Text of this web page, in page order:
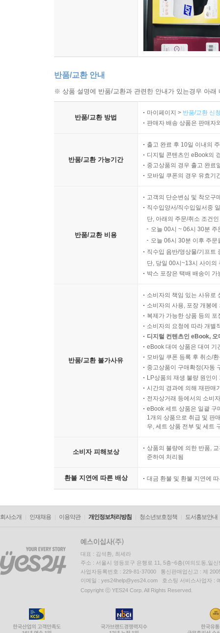
반품/교환 안내
※ 상품 설명에 반품/교환과 관련한 안내가 있는경우 아
반품/교환 방법
마이페이지 > 반품/교환 신
판매자 배송 상품은 판매자
반품/교환 가능기간
출고 완료 후 10일 이내의
디지털 콘텐츠인 eBook의
중고상품의 경우 출고 완료
모바일 쿠폰의 경우 유효기
반품/교환 비용
고객의 단순변심 및 착오구
직수입양서/직수입일서중
단, 아래의 주문/취소 조건
오늘 00시 ~ 06시 30분
오늘 06시 30분 이후 주
직수입 음반/영상물/기프트
단, 당일 00시~13시 사이의
박스 포장은 택배 배송이
반품/교환 불가사유
소비자의 책임 있는 사유로
소비자의 사용, 포장 개봉
복제가 가능한 상품 등의
소비자의 요청에 따라 개별
디지털 컨텐츠인 eBook,
eBook 대여 상품은 대여 기
모바일 쿠폰 등록 후 취소/
중고상품이 구매확정(자동
LP상품의 재생 불량 원인
시간의 경과에 의해 재판매
전자상거래 등에서의 소비
eBook 세트 상품은 일괄 구
1개의 상품으로 취급 및 판
우, 세트 상품 전부 및 세트
소비자 피해보상
상품의 불량에 의한 반품,
준하여 처리됨
환불 지연에 따른 배상 대금 환불 및 환불 지연에
회사소개 인재채용 이용약관 개인정보처리방침 청소년보호정책 도서홍보안내
대표 : 김석환, 최세라
주소 : 서울시 영등포구 은행로 11, 5층~6층(여의도동,일신
사업자등록번호 : 229-81-37000 통신판매업신고 : 제
이메일 : yes24help@yes24.com 호스팅 서비스사업자 :
Copyright ⓒ YES24 Corp. All Rights Reserved.